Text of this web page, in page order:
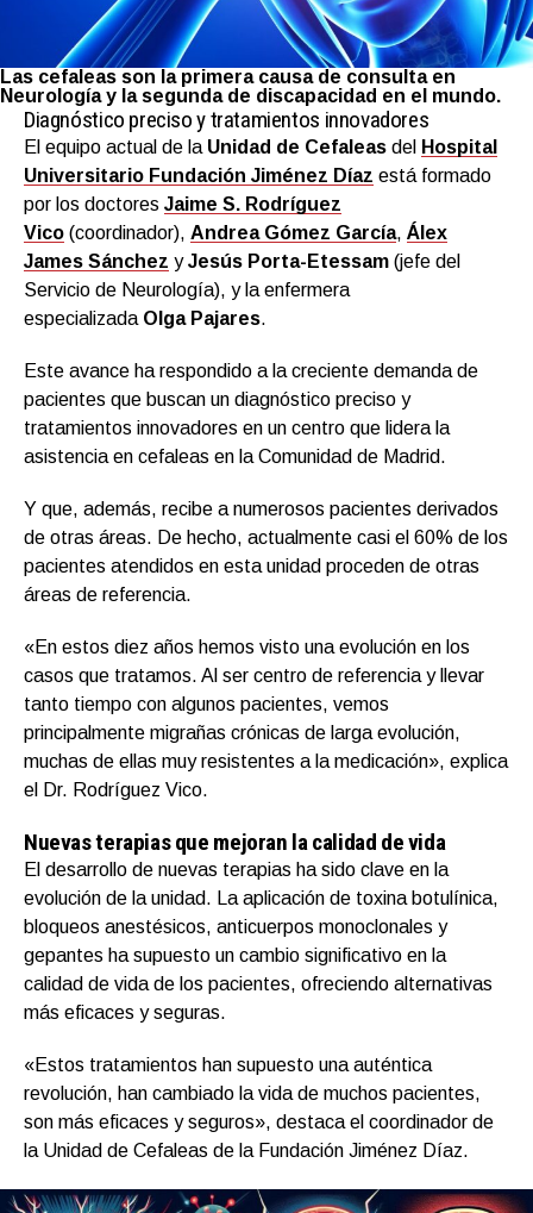
Las cefaleas son la primera causa de consulta en
Neurología y la segunda de discapacidad en el mundo.
Diagnóstico preciso y tratamientos innovadores
El equipo actual de la Unidad de Cefaleas del Hospital
Universitario Fundación Jiménez Díaz está formado
por los doctores Jaime S. Rodríguez
Vico (coordinador), Andrea Gómez García, Álex
James Sánchez yJesús Porta-Etessam (jefe del
Servicio de Neurología), y la enfermera
especializada Olga Pajares.
Este avance ha respondido a la creciente demanda de
pacientes que buscan un diagnóstico preciso y
tratamientos innovadores en un centro que lidera la
asistencia en cefaleas en la Comunidad de Madrid.
Y que, además, recibe a numerosos pacientes derivados
de otras áreas. De hecho, actualmente casi el 60% de los
pacientes atendidos en esta unidad proceden de otras
áreas de referencia.
«En estos diez años hemos visto una evolución en los
casos que tratamos. Al ser centro de referencia y llevar
tanto tiempo con algunos pacientes, vemos
principalmente migrañas crónicas de larga evolución,
muchas de ellas muy resistentes a la medicación», explica
el Dr. Rodríguez Vico.
Nuevas terapias que mejoran la calidad de vida
El desarrollo de nuevas terapias ha sido clave en la
evolución de la unidad. La aplicación de toxina botulínica,
bloqueos anestésicos, anticuerpos monoclonales y
gepantes ha supuesto un cambio significativo en la
calidad de vida de los pacientes, ofreciendo alternativas
más eficaces y seguras.
«Estos tratamientos han supuesto una auténtica
revolución, han cambiado la vida de muchos pacientes,
son más eficaces y seguros», destaca el coordinador de
la Unidad de Cefaleas de la Fundación Jiménez Díaz.